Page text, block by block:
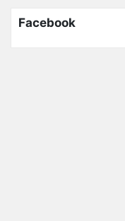
Facebook